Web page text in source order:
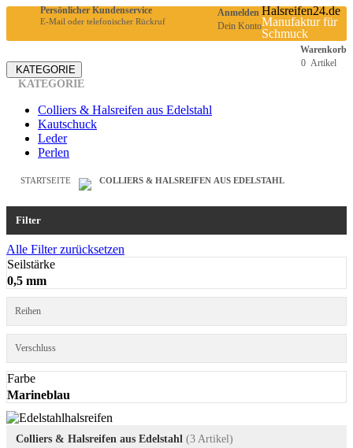
Persönlicher Kundenservice
E-Mail oder telefonischer Rückruf
Anmelden
Dein Konto
Halsreifen24.de
Manufaktur für
Schmuck
Warenkorb
0 Artikel
KATEGORIE
KATEGORIE
Colliers & Halsreifen aus Edelstahl
Kautschuck
Leder
Perlen
STARTSEITE COLLIERS & HALSREIFEN AUS EDELSTAHL
Filter
Alle Filter zurücksetzen
Seilstärke
0,5 mm
Reihen
Verschluss
Farbe
Marineblau
Colliers & Halsreifen aus Edelstahl (3 Artikel)